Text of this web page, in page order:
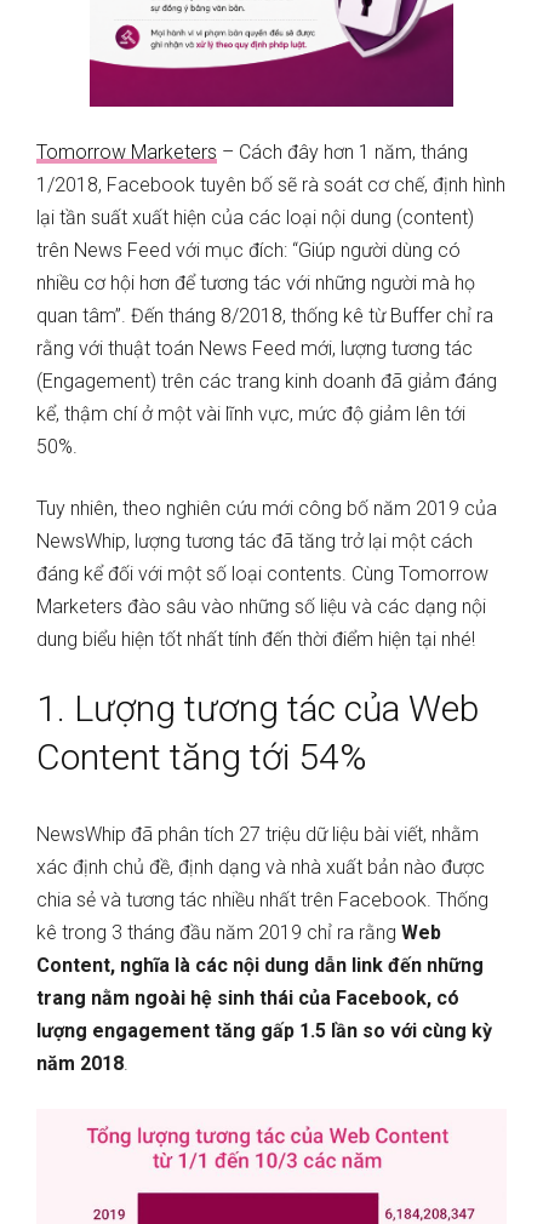
Tomorrow Marketers – Cách đây hơn 1 năm, tháng
1/2018, Facebook tuyên bố sẽ rà soát cơ chế, định hình
lại tần suất xuất hiện của các loại nội dung (content)
trên News Feed với mục đích: “Giúp người dùng có
nhiều cơ hội hơn để tương tác với những người mà họ
quan tâm”. Đến tháng 8/2018, thống kê từ Buffer chỉ ra
rằng với thuật toán News Feed mới, lượng tương tác
(Engagement) trên các trang kinh doanh đã giảm đáng
kể, thậm chí ở một vài lĩnh vực, mức độ giảm lên tới
50%.
Tuy nhiên, theo nghiên cứu mới công bố năm 2019 của
NewsWhip, lượng tương tác đã tăng trở lại một cách
đáng kể đối với một số loại contents. Cùng Tomorrow
Marketers đào sâu vào những số liệu và các dạng nội
dung biểu hiện tốt nhất tính đến thời điểm hiện tại nhé!
1. Lượng tương tác của Web
Content tăng tới 54%
NewsWhip đã phân tích 27 triệu dữ liệu bài viết, nhằm
xác định chủ đề, định dạng và nhà xuất bản nào được
chia sẻ và tương tác nhiều nhất trên Facebook. Thống
kê trong 3 tháng đầu năm 2019 chỉ ra rằng Web
Content, nghĩa là các nội dung dẫn link đến những
trang nằm ngoài hệ sinh thái của Facebook, có
lượng engagement tăng gấp 1.5 lần so với cùng kỳ
năm 2018.